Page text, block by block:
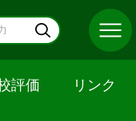
評価 リンク